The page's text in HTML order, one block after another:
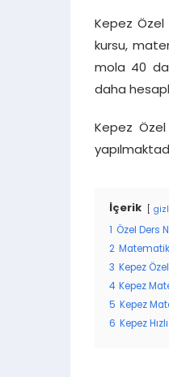
Kepez Özel
kursu,
mola 40
daha
Kepez
İçerik
Özel Ders
2
3
Kepez
4 Kepez
5
Kepez
6
Kepez